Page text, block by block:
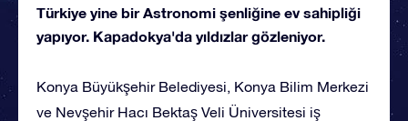
Türkiye yine bir Astronomi şenliğine ev sahipliği
yapıyor. Kapadokya'da yıldızlar gözleniyor.
Konya Büyükşehir Belediyesi, Konya Bilim Merkezi
ve Nevşehir Hacı Bektaş Veli Üniversitesi iş